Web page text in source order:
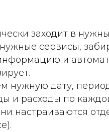
заходит в
сервисы,
и
нужную дату,
и расходы по
настраиваются